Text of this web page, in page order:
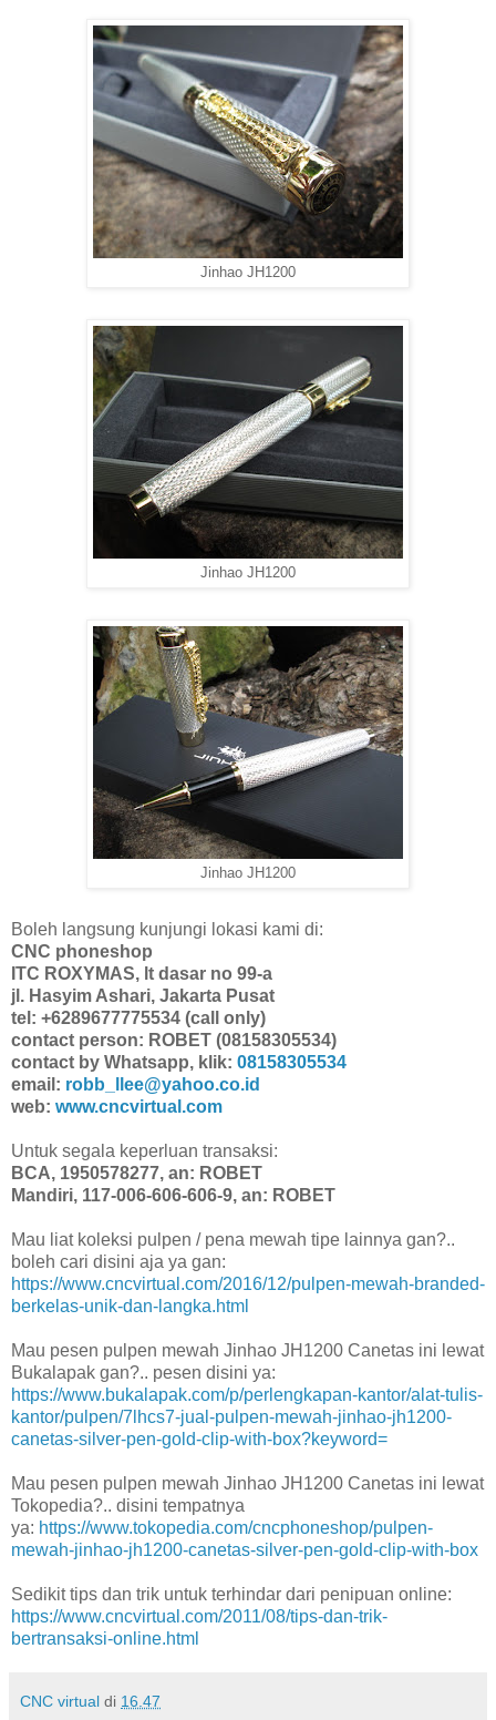
Jinhao JH1200
Jinhao JH1200
Jinhao JH1200
Boleh langsung kunjungi lokasi kami di:
CNC phoneshop
ITC ROXYMAS, lt dasar no 99-a
jl. Hasyim Ashari, Jakarta Pusat
tel: +6289677775534 (call only)
contact person: ROBET (08158305534)
contact by Whatsapp, klik: 08158305534
email: robb_llee@yahoo.co.id
web: www.cncvirtual.com
Untuk segala keperluan transaksi:
BCA, 1950578277, an: ROBET
Mandiri, 117-006-606-606-9, an: ROBET
Mau liat koleksi pulpen / pena mewah tipe lainnya gan?..
boleh cari disini aja ya gan:
https://www.cncvirtual.com/2016/12/pulpen-mewah-branded-
berkelas-unik-dan-langka.html
Mau pesen pulpen mewah Jinhao JH1200 Canetas ini lewat
Bukalapak gan?.. pesen disini ya:
https://www.bukalapak.com/p/perlengkapan-kantor/alat-tulis-
kantor/pulpen/7lhcs7-jual-pulpen-mewah-jinhao-jh1200-
canetas-silver-pen-gold-clip-with-box?keyword=
Mau pesen pulpen mewah Jinhao JH1200 Canetas ini lewat
Tokopedia?.. disini tempatnya
ya: https://www.tokopedia.com/cncphoneshop/pulpen-
mewah-jinhao-jh1200-canetas-silver-pen-gold-clip-with-box
Sedikit tips dan trik untuk terhindar dari penipuan online:
https://www.cncvirtual.com/2011/08/tips-dan-trik-
bertransaksi-online.html
CNC virtual di 16.47